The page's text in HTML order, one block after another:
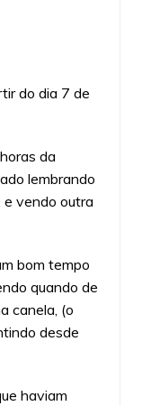
do dia 7 de
da
lembrando
vendo outra
bom tempo
quando de
canela, (o
desde
haviam